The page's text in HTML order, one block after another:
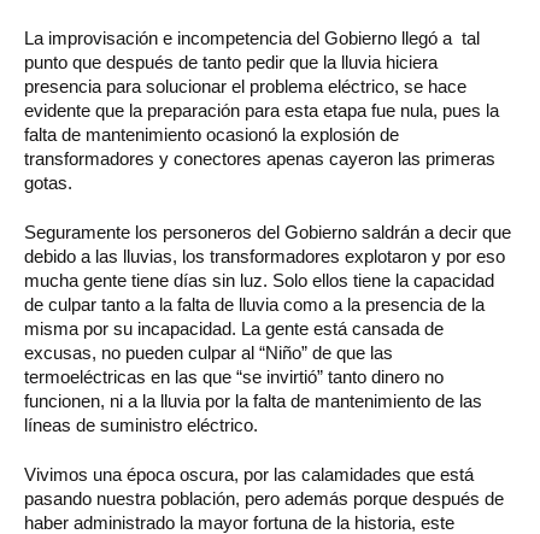
La improvisación e incompetencia del Gobierno llegó a tal
punto que después de tanto pedir que la lluvia hiciera
presencia para solucionar el problema eléctrico, se hace
evidente que la preparación para esta etapa fue nula, pues la
falta de mantenimiento ocasionó la explosión de
transformadores y conectores apenas cayeron las primeras
gotas.
Seguramente los personeros del Gobierno saldrán a decir que
debido a las lluvias, los transformadores explotaron y por eso
mucha gente tiene días sin luz. Solo ellos tiene la capacidad
de culpar tanto a la falta de lluvia como a la presencia de la
misma por su incapacidad. La gente está cansada de
excusas, no pueden culpar al “Niño” de que las
termoeléctricas en las que “se invirtió” tanto dinero no
funcionen, ni a la lluvia por la falta de mantenimiento de las
líneas de suministro eléctrico.
Vivimos una época oscura, por las calamidades que está
pasando nuestra población, pero además porque después de
haber administrado la mayor fortuna de la historia, este